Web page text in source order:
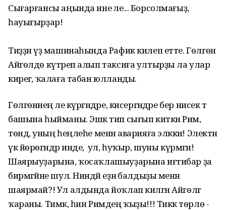
Сығарғансы аңында ине әле... Борсолмағыҙ,
һауығырҙар!
Тиҙҙән үҙ машинаһында Рафик килеп етте. Гөлгөнә
Айгөлдө күтәреп алып таксиға ултырҙы ла улар
кирегә, ҡалаға табан юлланды.
Гөлгөнәнең әле күргәндәре, кисергәндәре бер нисек тә
башына һыйманы. Эшкә тип сығып киткән Рим,
төндә, уның һеңлеһе менән аварияға эләккән! Электән
үк йөрөгәндәр инде, ә ул, һуҡыр, шуны күрмәгән!
Шаярыуҙарына, ҡосаҡлашыуҙарына иғтибар ҙа
бирмәгәйне шул. Ниндәй еҙнә балдыҙы менән
шаярмай?! Ул алдында йоҡлап килгән Айгөлгә
ҡараны. Тимәк, һин Римдең ҡыҙы!!! Тиккә төрлө -